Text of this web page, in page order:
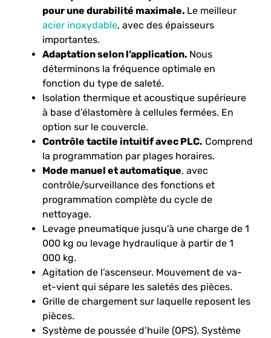
pour une durabilité maximale. Le meilleur
acier inoxydable, avec des épaisseurs
importantes.
Adaptation selon l’application. Nous
déterminons la fréquence optimale en
fonction du type de saleté.
Isolation thermique et acoustique supérieure
à base d’élastomère à cellules fermées. En
option sur le couvercle.
Contrôle tactile intuitif avec PLC. Comprend
la programmation par plages horaires.
Mode manuel et automatique, avec
contrôle/surveillance des fonctions et
programmation complète du cycle de
nettoyage.
Levage pneumatique jusqu’à une charge de 1
000 kg ou levage hydraulique à partir de 1
000 kg.
Agitation de l’ascenseur. Mouvement de va-
et-vient qui sépare les saletés des pièces.
Grille de chargement sur laquelle reposent les
pièces.
Système de poussée d’huile (OPS). Système